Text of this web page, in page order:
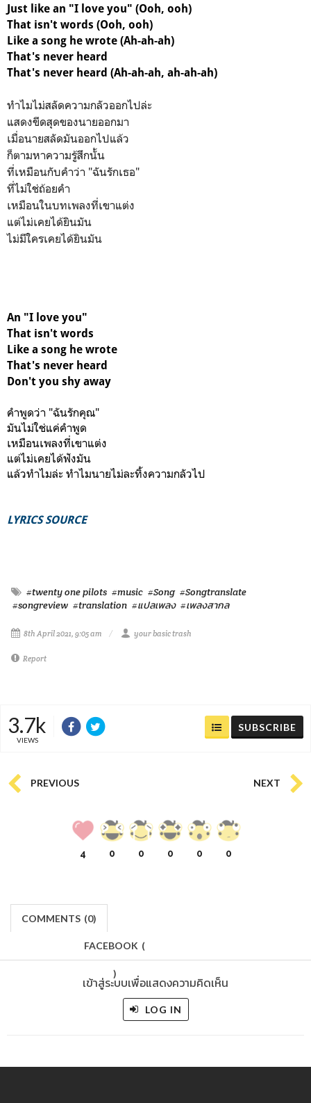
Just like an "I love you" (Ooh, ooh)
That isn't words (Ooh, ooh)
Like a song he wrote (Ah-ah-ah)
That's never heard
That's never heard (Ah-ah-ah, ah-ah-ah)
ทำไมไม่สลัดความกลัวออกไปล่ะ
แสดงขีดสุดของนายออกมา
เมื่อนายสลัดมันออกไปแล้ว
ก็ตามหาความรู้สึกนั้น
ที่เหมือนกับคำว่า "ฉันรักเธอ"
ที่ไม่ใช่ถ้อยคำ
เหมือนในบทเพลงที่เขาแต่ง
แต่ไม่เคยได้ยินมัน
ไม่มีใครเคยได้ยินมัน
An "I love you"
That isn't words
Like a song he wrote
That's never heard
Don't you shy away
คำพูดว่า "ฉันรักคุณ"
มันไม่ใช่แค่คำพูด
เหมือนเพลงที่เขาแต่ง
แต่ไม่เคยได้ฟังมัน
แล้วทำไมล่ะ ทำไมนายไม่ละทิ้งความกลัวไป
LYRICS SOURCE
#twenty one pilots #music #Song #Songtranslate
#songreview #translation #แปลเพลง #เพลงสากล
8th April 2021, 9:05 am your basic trash
Report
3.7k
VIEWS
SUBSCRIBE
PREVIOUS NEXT
4 0 0 0 0 0
COMMENTS (0)
FACEBOOK (
)
เข้าสู่ระบบเพื่อแสดงความคิดเห็น
LOG IN